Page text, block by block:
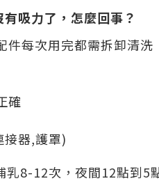
吸力了，怎麼回事？
件每次用完都需拆卸清洗
確
器,護罩)
8-12次，夜間12點到